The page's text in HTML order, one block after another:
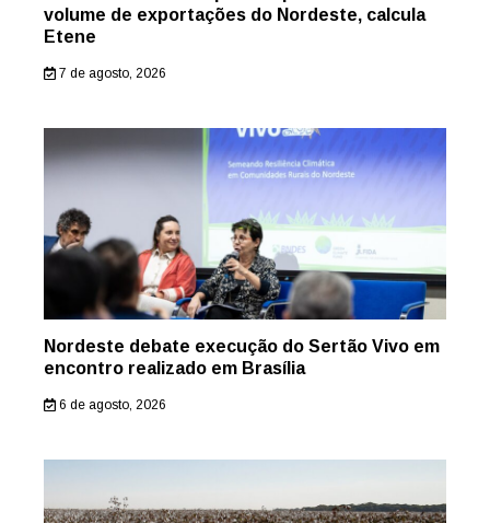
volume de exportações do Nordeste, calcula
Etene
7 de agosto, 2026
Nordeste debate execução do Sertão Vivo em
encontro realizado em Brasília
6 de agosto, 2026